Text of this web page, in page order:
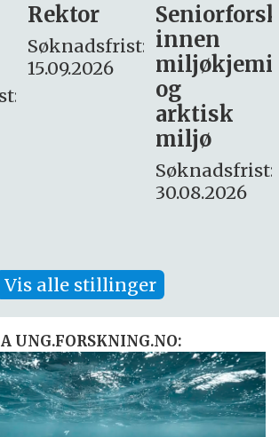
Seniorforsker
innen
miljøkjemi
søker
– fast
Søknadsfrist:
16. august.
Vis alle stillinger
UNG.FORSKNING.NO: